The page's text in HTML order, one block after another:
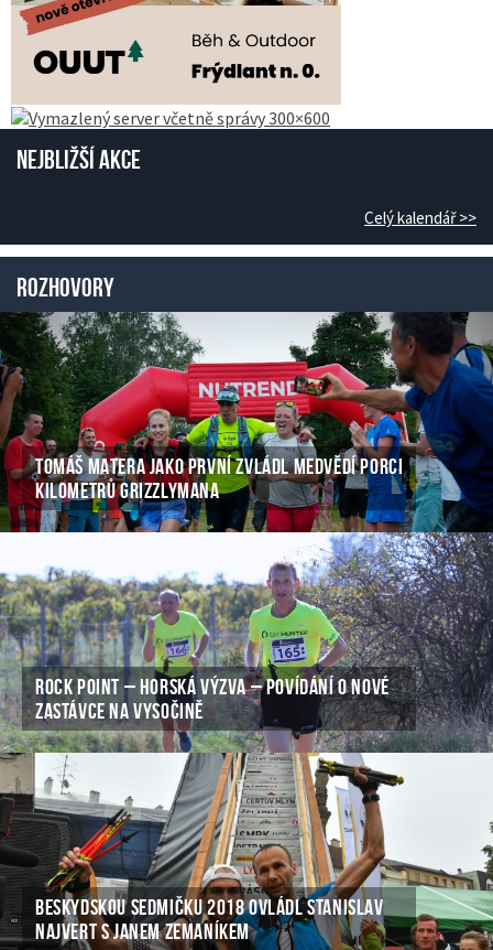
Nejbližší akce
Celý kalendář >>
Rozhovory
TOMÁŠ MATERA JAKO PRVNÍ ZVLÁDL MEDVĚDÍ PORCI
KILOMETRŮ GRIZZLYMANA
ROCK POINT – HORSKÁ VÝZVA – POVÍDÁNÍ O NOVÉ
ZASTÁVCE NA VYSOČINĚ
BESKYDSKOU SEDMIČKU 2018 OVLÁDL STANISLAV
NAJVERT S JANEM ZEMANÍKEM